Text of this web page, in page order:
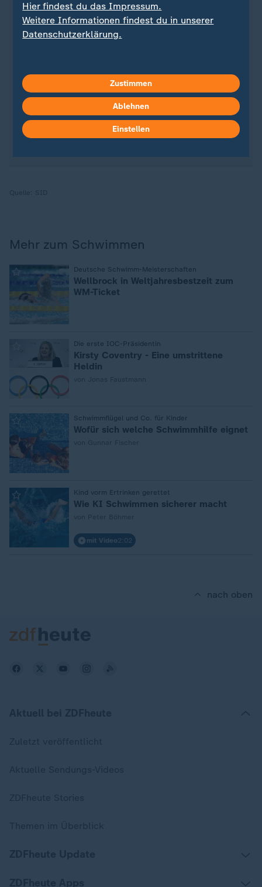
Sie wollen über Sport stets auf dem Laufenden
morgens zum Kaffee, mittags zum Lunch oder zum
Feierabend - erhalten Siedie wichtigsten News
direkt auf Ihr Smartphone. Melden Sie sich hier
ganz einfach für unseren WhatsApp-Channel an:
sportstudio-WhatsApp-Channel
Mehr zum Schwimmen
Deutsche Schwimm-Meisterschaften
Wellbrock in Weltjahresbestzeit zum
WM-Ticket
Die erste IOC-Präsidentin
Kirsty Coventry - Eine umstrittene
Heldin
Schwimmflügel und Co. für Kinder
Wofür sich welche Schwimmhilfe eignet
Kind vorm Ertrinken gerettet
Wie KI Schwimmen sicherer macht
mit Video2:02
nach oben
Hier findest du das Impressum.
Weitere Informationen findest du in unserer
Datenschutzerklärung.
Zustimmen
Ablehnen
Einstellen